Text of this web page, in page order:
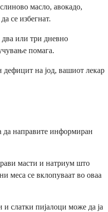
масло, авокадо,
се избегнат.
два или три дневно
помага.
дефицит на јод, вашиот лекар
да направите информиран
масти и натриум што
меса се вклопуваат во оваа
и слатки пијалоци може да ја